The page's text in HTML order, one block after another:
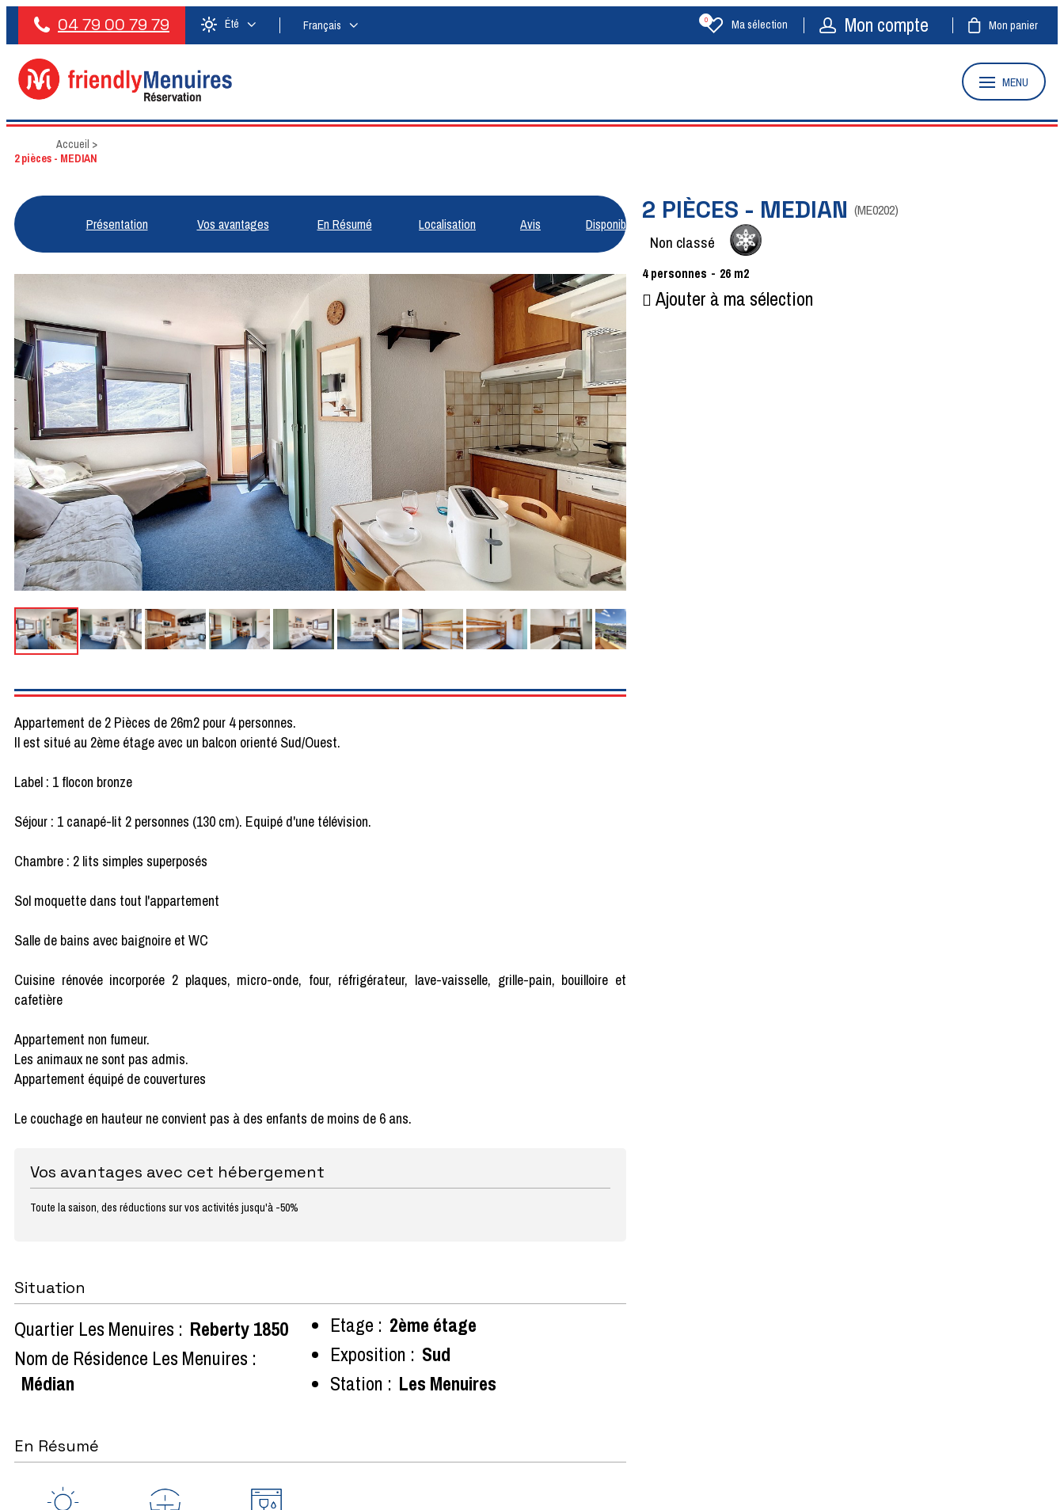
04 79 00 79 79 Été Français Ma sélection
0 Mon compte Mon panier
MENU
Accueil >
2 pièces - MEDIAN
Présentation Vos avantages En Résumé Localisation Avis Disponibilités2 PIÈCES - MEDIAN (ME0202)
Non classé
4 personnes 26 m2
Ajouter à ma sélection
Appartement de 2 Pièces de 26m2 pour 4 personnes.
Il est situé au 2ème étage avec un balcon orienté Sud/Ouest.
Label : 1 flocon bronze
Séjour : 1 canapé-lit 2 personnes (130 cm). Equipé d'une télévision.
Chambre : 2 lits simples superposés
Sol moquette dans tout l'appartement
Salle de bains avec baignoire et WC
Cuisine rénovée incorporée 2 plaques, micro-onde, four, réfrigérateur, lave-vaisselle, grille-pain, bouilloire et
cafetière
Appartement non fumeur.
Les animaux ne sont pas admis.
Appartement équipé de couvertures
Le couchage en hauteur ne convient pas à des enfants de moins de 6 ans.
Vos avantages avec cet hébergement
Toute la saison, des réductions sur vos activités jusqu'à -50%
Situation
Quartier Les Menuires : Reberty 1850
Nom de Résidence Les Menuires :
Médian
Etage : 2ème étage
Exposition : Sud
Station : Les Menuires
En Résumé